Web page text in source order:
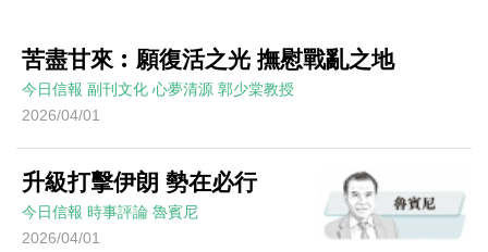
苦盡甘來︰願復活之光 撫慰戰亂之地
今日信報 副刊文化 心夢清源 郭少棠教授
2026/04/01
升級打擊伊朗 勢在必行
今日信報 時事評論 魯賓尼
2026/04/01